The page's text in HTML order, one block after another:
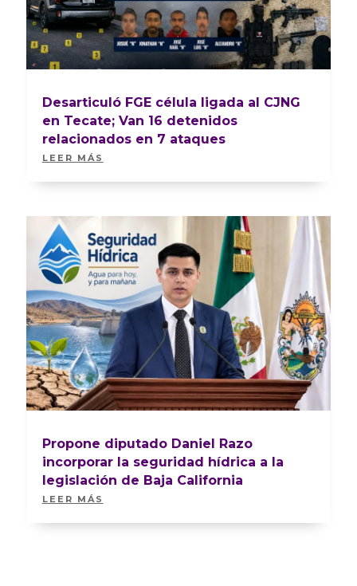
Desarticuló FGE célula ligada al CJNG
en Tecate; Van 16 detenidos
relacionados en 7 ataques
LEER MÁS
Propone diputado Daniel Razo
incorporar la seguridad hídrica a la
legislación de Baja California
LEER MÁS